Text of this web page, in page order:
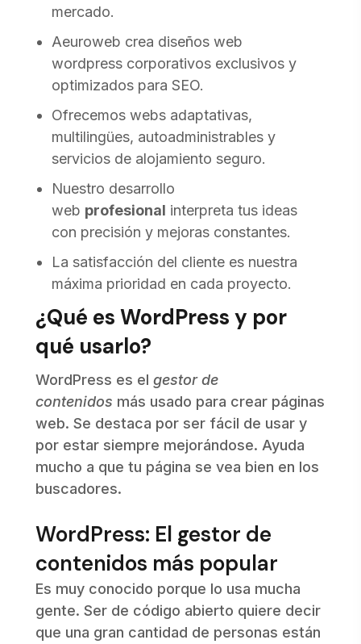
mercado.
Aeuroweb crea diseños web
wordpress corporativos exclusivos y
optimizados para SEO.
Ofrecemos webs adaptativas,
multilingües, autoadministrables y
servicios de alojamiento seguro.
Nuestro desarrollo
web profesional interpreta tus ideas
con precisión y mejoras constantes.
La satisfacción del cliente es nuestra
máxima prioridad en cada proyecto.
¿Qué es WordPress y por
qué usarlo?
WordPress es el gestor de
contenidos más usado para crear páginas
web. Se destaca por ser fácil de usar y
por estar siempre mejorándose. Ayuda
mucho a que tu página se vea bien en los
buscadores.
WordPress: El gestor de
contenidos más popular
Es muy conocido porque lo usa mucha
gente. Ser de código abierto quiere decir
que una gran cantidad de personas están